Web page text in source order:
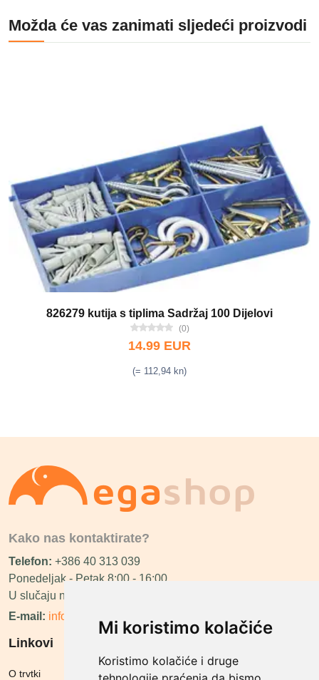
Mi koristimo kolačiće
Koristimo kolačiće i druge
Možda će vas zanimati sljedeći proizvodi
826279 kutija s tiplima Sadržaj 100 Dijelovi
(0)
14.99 EUR
(= 112,94 kn)
Kako nas kontaktirate?
Telefon: +386 40 313 039
Ponedeljak - Petak 8:00 - 16:00
U slučaju neraspoloživosti ćemo vas nazvati.
E-mail: info@megashop.hr
Linkovi
O trvtki